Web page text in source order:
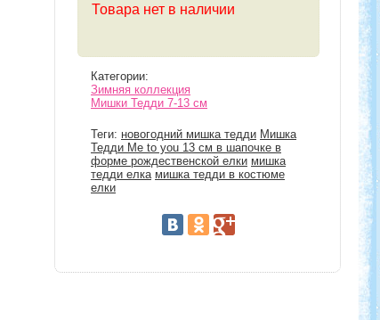
Товара нет в наличии
Категории:
Зимняя коллекция
Мишки Тедди 7-13 см
Теги: новогодний мишка тедди Мишка
Тедди Me to you 13 см в шапочке в
форме рождественской елки мишка
тедди елка мишка тедди в костюме
елки